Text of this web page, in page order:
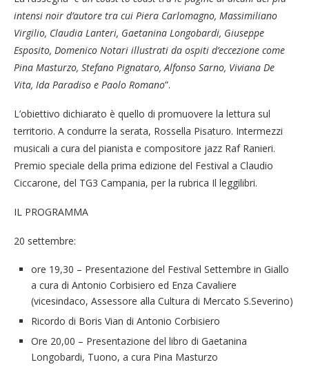
intensi noir d’autore tra cui Piera Carlomagno, Massimiliano
Virgilio, Claudia Lanteri, Gaetanina Longobardi, Giuseppe
Esposito, Domenico Notari illustrati da ospiti d’eccezione come
Pina Masturzo, Stefano Pignataro, Alfonso Sarno, Viviana De
Vita, Ida Paradiso e Paolo Romano”.
L’obiettivo dichiarato è quello di promuovere la lettura sul
territorio. A condurre la serata, Rossella Pisaturo. Intermezzi
musicali a cura del pianista e compositore jazz Raf Ranieri.
Premio speciale della prima edizione del Festival a Claudio
Ciccarone, del TG3 Campania, per la rubrica Il leggilibri.
IL PROGRAMMA
20 settembre:
ore 19,30 – Presentazione del Festival Settembre in Giallo
a cura di Antonio Corbisiero ed Enza Cavaliere
(vicesindaco, Assessore alla Cultura di Mercato S.Severino)
Ricordo di Boris Vian di Antonio Corbisiero
Ore 20,00 – Presentazione del libro di Gaetanina
Longobardi, Tuono, a cura Pina Masturzo